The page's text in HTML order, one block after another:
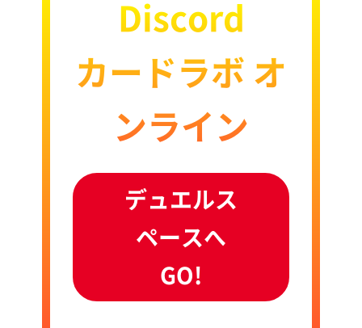
Discord
カードラボ オ
ンライン
デュエルス
ペースへ
GO!